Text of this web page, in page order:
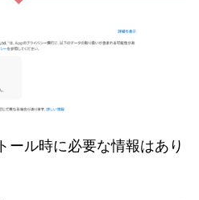
ール時に必要な情報はあり